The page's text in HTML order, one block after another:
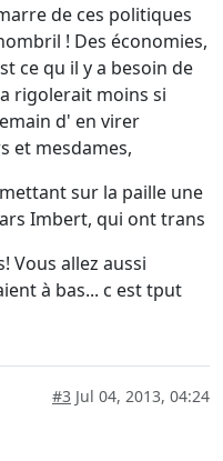
de ces politiques
! Des économies,
ce qu il y a besoin de
rigolerait moins si
d' en virer
et mesdames,
sur la paille une
Imbert, qui ont trans
Vous allez aussi
à bas... c est tput
#3 Jul 04, 2013, 04:24